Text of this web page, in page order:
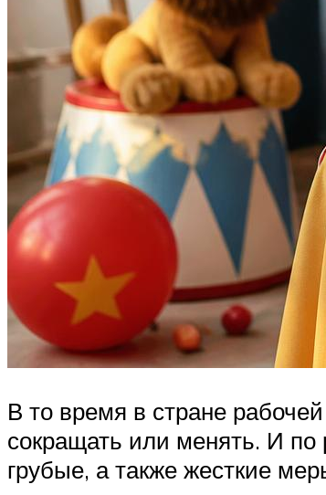
В то время в стране
сокращать или менять. И по
грубые, а также жесткие